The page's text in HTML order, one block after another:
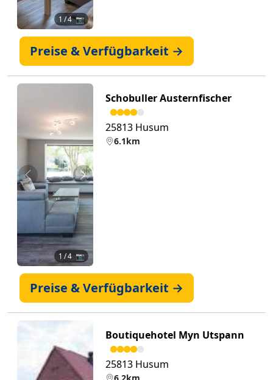
1 / 4 📷
Preise & Verfügbarkeit →
Zurück Weiter
1 / 4 📷
Schobuller Austernfischer
25813 Husum
6.1km
Preise & Verfügbarkeit →
Boutiquehotel Myn Utspann
25813 Husum